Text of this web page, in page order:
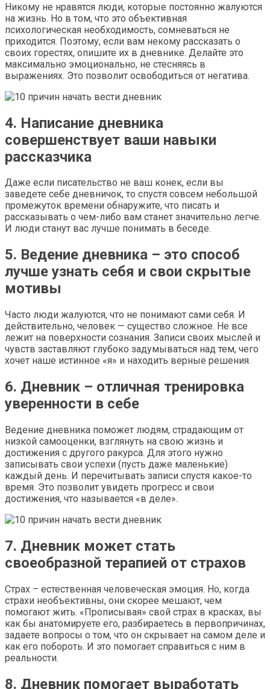
Никому не нравятся люди, которые постоянно жалуются
на жизнь. Но в том, что это объективная
психологическая необходимость, сомневаться не
приходится. Поэтому, если вам некому рассказать о
своих горестях, опишите их в дневнике. Делайте это
максимально эмоционально, не стесняясь в
выражениях. Это позволит освободиться от негатива.
4. Написание дневника
совершенствует ваши навыки
рассказчика
Даже если писательство не ваш конек, если вы
заведете себе дневничок, то спустя совсем небольшой
промежуток времени обнаружите, что писать и
рассказывать о чем-либо вам станет значительно легче.
И люди станут вас лучше понимать в беседе.
5. Ведение дневника – это способ
лучше узнать себя и свои скрытые
мотивы
Часто люди жалуются, что не понимают сами себя. И
действительно, человек — существо сложное. Не все
лежит на поверхности сознания. Записи своих мыслей и
чувств заставляют глубоко задумываться над тем, чего
хочет наше истинное «я» и находить верные решения.
6. Дневник – отличная тренировка
уверенности в себе
Ведение дневника поможет людям, страдающим от
низкой самооценки, взглянуть на свою жизнь и
достижения с другого ракурса. Для этого нужно
записывать свои успехи (пусть даже маленькие)
каждый день. И перечитывать записи спустя какое-то
время. Это позволит увидеть прогресс и свои
достижения, что называется «в деле».
7. Дневник может стать
своеобразной терапией от страхов
Страх – естественная человеческая эмоция. Но, когда
страхи необъективны, они скорее мешают, чем
помогают жить. «Прописывая» свой страх в красках, вы
как бы анатомируете его, разбираетесь в первопричинах,
задаете вопросы о том, что он скрывает на самом деле и
как его побороть. И это помогает справиться с ним в
реальности.
8. Дневник помогает выработать